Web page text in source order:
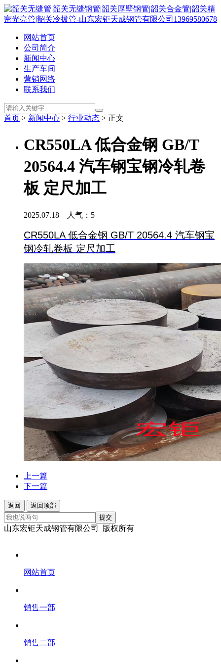
网站首页
公司简介
新闻中心
生产车间
营销网络
联系我们
首页 > 新闻中心 > 行业动态 > 正文
CR550LA 低合金钢 GB/T
20564.4 汽车钢宝钢冷轧卷
板 定尺加工
2025.07.18 人气： 5
CR550LA 低合金钢 GB/T 20564.4 汽车钢宝
钢冷轧卷板 定尺加工
上一篇
下一篇
返回
返回顶部
提交
山东宏钜天成钢管有限公司 版权所有
网站首页
销售一部
销售二部